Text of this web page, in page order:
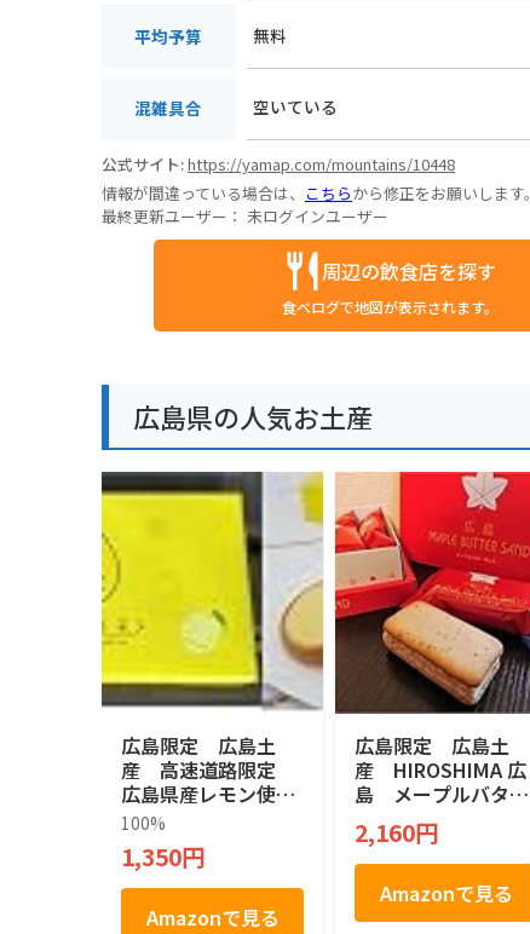
平均予算 無料
混雑具合 空いている
公式サイト:https://yamap.com/mountains/10448
情報が間違っている場合は、 こちらから修正をお願いします。
最終更新ユーザー： 未ログインユーザー
周辺の飲食店を探す
食べログで地図が表示されます。
広島県の人気お土産
広島限定 広島土
産 高速道路限定
広島県産レモン使
用 おひなたレモン
Lemon no aji no ka
waii tart cookie 檸
檬タルトクッキー
焼菓子 １２個
100%
1,350円
Amazonで見る
広島限定 広島土
産 HIROSHIMA 広
島 メープルバター
サンド MAPLE BU
TTER SAND 菓子 1
0個入 サンド メ
ープル
2,160円
Amazonで見る